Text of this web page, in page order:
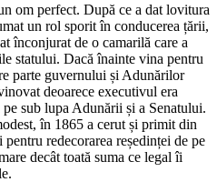
om perfect. După ce a dat lovitura
un rol sporit în conducerea țării,
înconjurat de o camarilă care a
statului. Dacă înainte vina pentru
parte guvernului și Adunărilor
deoarece executivul era
sub lupa Adunării și a Senatului.
în 1865 a cerut și primit din
redecorarea reședinței de pe
decât toată suma ce legal îi